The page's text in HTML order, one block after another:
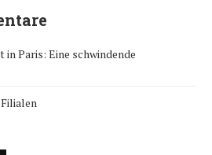
Paris: Eine schwindende